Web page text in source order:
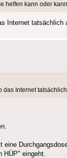
helfen kann oder
Internet
Internet
HÜP" eingeht.